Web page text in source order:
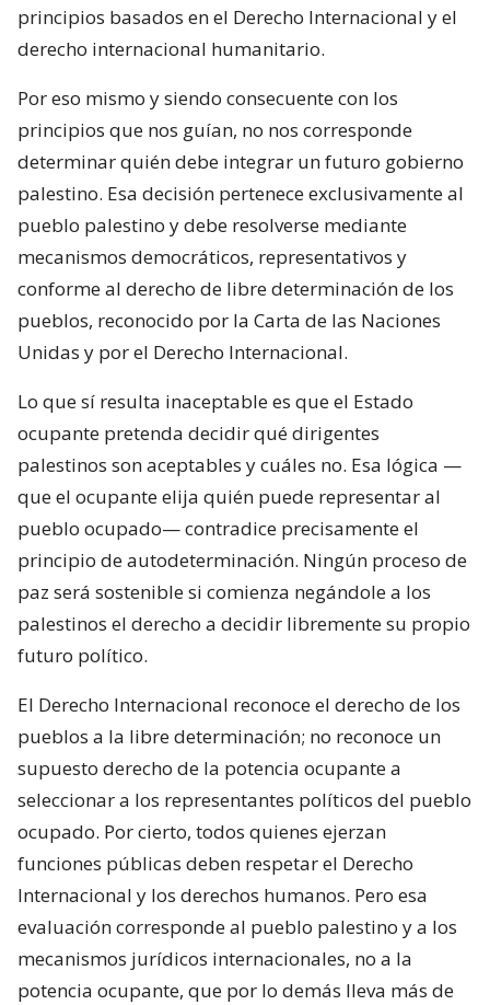
principios basados en el Derecho Internacional y el
derecho internacional humanitario.
Por eso mismo y siendo consecuente con los
principios que nos guían, no nos corresponde
determinar quién debe integrar un futuro gobierno
palestino. Esa decisión pertenece exclusivamente al
pueblo palestino y debe resolverse mediante
mecanismos democráticos, representativos y
conforme al derecho de libre determinación de los
pueblos, reconocido por la Carta de las Naciones
Unidas y por el Derecho Internacional.
Lo que sí resulta inaceptable es que el Estado
ocupante pretenda decidir qué dirigentes
palestinos son aceptables y cuáles no. Esa lógica —
que el ocupante elija quién puede representar al
pueblo ocupado— contradice precisamente el
principio de autodeterminación. Ningún proceso de
paz será sostenible si comienza negándole a los
palestinos el derecho a decidir libremente su propio
futuro político.
El Derecho Internacional reconoce el derecho de los
pueblos a la libre determinación; no reconoce un
supuesto derecho de la potencia ocupante a
seleccionar a los representantes políticos del pueblo
ocupado. Por cierto, todos quienes ejerzan
funciones públicas deben respetar el Derecho
Internacional y los derechos humanos. Pero esa
evaluación corresponde al pueblo palestino y a los
mecanismos jurídicos internacionales, no a la
potencia ocupante, que por lo demás lleva más de